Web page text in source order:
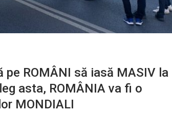
pe ROMÂNI să iasă MASIV la
asta, ROMÂNIA va fi o
MONDIALI